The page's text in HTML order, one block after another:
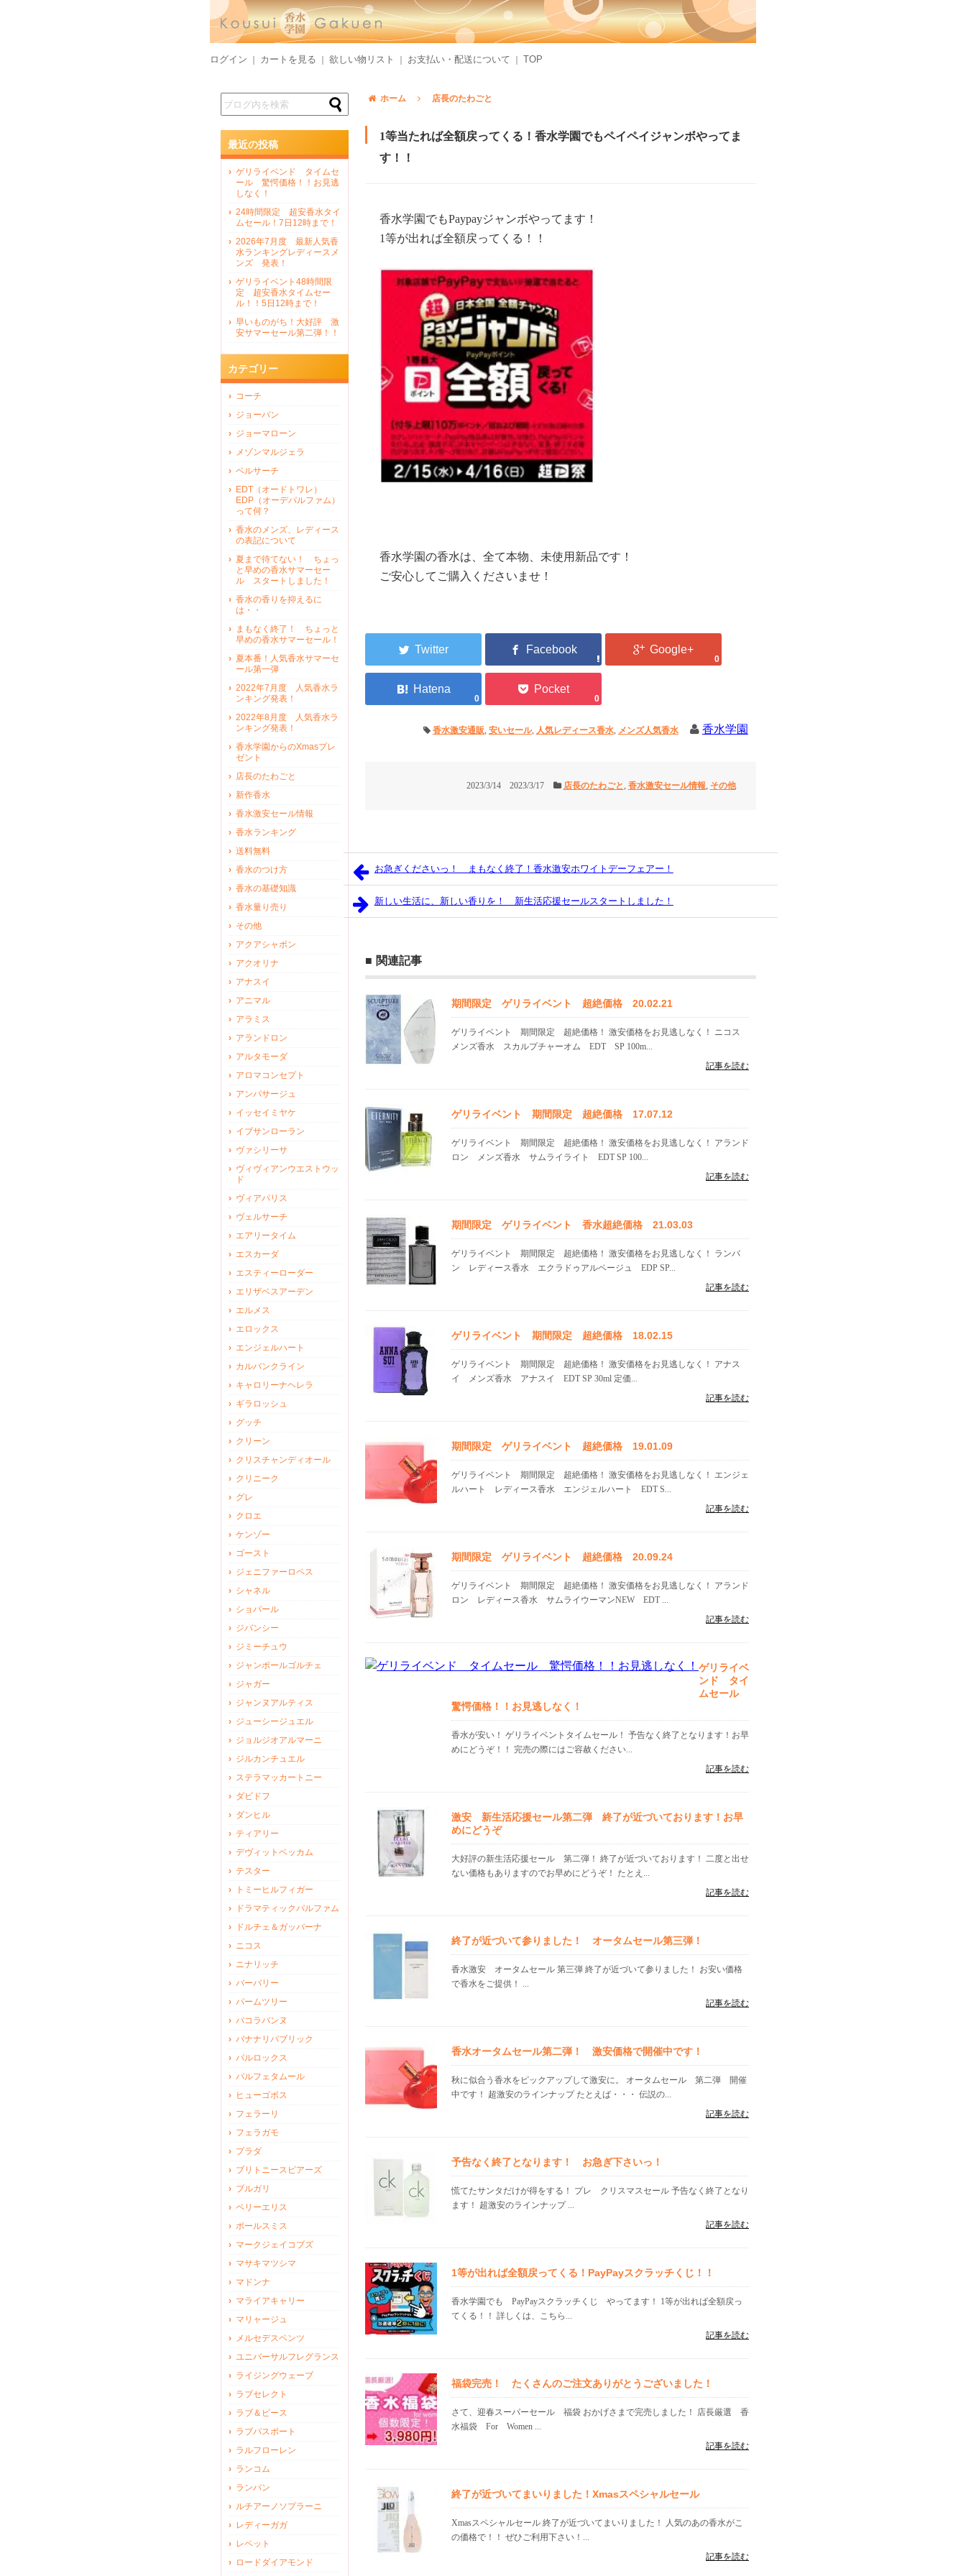
ログイン カートを見る 欲しい物リスト お支払い・配送について TOP
ホーム 店長のたわごと
1等当たれば全額戻ってくる！香水学園でもペイペイジャンボやってま
す！！
香水学園でもPaypayジャンボやってます！
1等が出れば全額戻ってくる！！
香水学園の香水は、全て本物、未使用新品です！
ご安心してご購入くださいませ！
0
0 0
香水激安通販, 安いセール, 人気レディース香水, メンズ人気香水 香水学園
2023/3/14 2023/3/17 店長のたわごと, 香水激安セール情報, その他
お急ぎくださいっ！ まもなく終了！香水激安ホワイトデーフェアー！
新しい生活に、新しい香りを！ 新生活応援セールスタートしました！
関連記事
期間限定 ゲリライベント 超絶価格 20.02.21
ゲリライベント 期間限定 超絶価格！ 激安価格をお見逃しなく！ ニコス
メンズ香水 スカルプチャーオム EDT SP 100m...
記事を読む
ゲリライベント 期間限定 超絶価格 17.07.12
ゲリライベント 期間限定 超絶価格！ 激安価格をお見逃しなく！ アランド
ロン メンズ香水 サムライライト EDT SP 100...
記事を読む
期間限定 ゲリライベント 香水超絶価格 21.03.03
ゲリライベント 期間限定 超絶価格！ 激安価格をお見逃しなく！ ランバ
ン レディース香水 エクラドゥアルページュ EDP SP...
記事を読む
ゲリライベント 期間限定 超絶価格 18.02.15
ゲリライベント 期間限定 超絶価格！ 激安価格をお見逃しなく！ アナス
イ メンズ香水 アナスイ EDT SP 30ml 定価...
記事を読む
期間限定 ゲリライベント 超絶価格 19.01.09
ゲリライベント 期間限定 超絶価格！ 激安価格をお見逃しなく！ エンジェ
ルハート レディース香水 エンジェルハート EDT S...
記事を読む
期間限定 ゲリライベント 超絶価格 20.09.24
ゲリライベント 期間限定 超絶価格！ 激安価格をお見逃しなく！ アランド
ロン レディース香水 サムライウーマンNEW EDT ...
記事を読む
ゲリライベ
ンド タイ
ムセール
驚愕価格！！お見逃しなく！
香水が安い！ ゲリライベントタイムセール！ 予告なく終了となります！お早
めにどうぞ！！ 完売の際にはご容赦ください...
記事を読む
激安 新生活応援セール第二弾 終了が近づいております！お早
めにどうぞ
大好評の新生活応援セール 第二弾！ 終了が近づいております！ 二度と出せ
ない価格もありますのでお早めにどうぞ！ たとえ...
記事を読む
終了が近づいて参りました！ オータムセール第三弾！
香水激安 オータムセール 第三弾 終了が近づいて参りました！ お安い価格
で香水をご提供！ ...
記事を読む
香水オータムセール第二弾！ 激安価格で開催中です！
秋に似合う香水をピックアップして激安に。 オータムセール 第二弾 開催
中です！ 超激安のラインナップ たとえば・・・ 伝説の...
記事を読む
予告なく終了となります！ お急ぎ下さいっ！
慌てたサンタだけが得をする！ プレ クリスマスセール 予告なく終了となり
ます！ 超激安のラインナップ ...
記事を読む
1等が出れば全額戻ってくる！PayPayスクラッチくじ！！
香水学園でも PayPayスクラッチくじ やってます！ 1等が出れば全額戻っ
てくる！！ 詳しくは、こちら...
記事を読む
福袋完売！ たくさんのご注文ありがとうございました！
さて、迎春スーパーセール 福袋 おかげさまで完売しました！ 店長厳選 香
水福袋 For Women ...
記事を読む
終了が近づいてまいりました！Xmasスペシャルセール
Xmasスペシャルセール 終了が近づいてまいりました！ 人気のあの香水がこ
の価格で！！ ぜひご利用下さい！...
記事を読む
最近の投稿
ゲリライベンド タイムセ
ール 驚愕価格！！お見逃
しなく！
24時間限定 超安香水タイ
ムセール！7日12時まで！
2026年7月度 最新人気香
水ランキングレディースメ
ンズ 発表！
ゲリライベント48時間限
定 超安香水タイムセー
ル！！5日12時まで！
早いものがち！大好評 激
安サマーセール第二弾！！
カテゴリー
コーチ
ジョーバン
ジョーマローン
メゾンマルジェラ
ベルサーチ
EDT（オードトワレ）
EDP（オーデパルファム）
って何？
香水のメンズ、レディース
の表記について
夏まで待てない！ ちょっ
と早めの香水サマーセー
ル スタートしました！
香水の香りを抑えるに
は・・
まもなく終了！ ちょっと
早めの香水サマーセール！
夏本番！人気香水サマーセ
ール第一弾
2022年7月度 人気香水ラ
ンキング発表！
2022年8月度 人気香水ラ
ンキング発表！
香水学園からのXmasプレ
ゼント
店長のたわごと
新作香水
香水激安セール情報
香水ランキング
送料無料
香水のつけ方
香水の基礎知識
香水量り売り
その他
アクアシャボン
アクオリナ
アナスイ
アニマル
アラミス
アランドロン
アルタモーダ
アロマコンセプト
アンパサージュ
イッセイミヤケ
イブサンローラン
ヴァシリーサ
ヴィヴィアンウエストウッ
ド
ヴィアパリス
ヴェルサーチ
エアリータイム
エスカーダ
エスティーローダー
エリザベスアーデン
エルメス
エロックス
エンジェルハート
カルバンクライン
キャロリーナヘレラ
ギラロッシュ
グッチ
クリーン
クリスチャンディオール
クリニーク
グレ
クロエ
ケンゾー
ゴースト
ジェニファーロペス
シャネル
ショパール
ジバンシー
ジミーチュウ
ジャンポールゴルチェ
ジャガー
ジャンヌアルティス
ジューシージュエル
ジョルジオアルマーニ
ジルカンチュエル
ステラマッカートニー
ダビドフ
ダンヒル
ティアリー
デヴィットベッカム
テスター
トミーヒルフィガー
ドラマティックパルファム
ドルチェ＆ガッバーナ
ニコス
ニナリッチ
バーバリー
パームツリー
パコラバンヌ
バナナリパブリック
パルロックス
パルフェタムール
ヒューゴボス
フェラーリ
フェラガモ
プラダ
ブリトニースピアーズ
ブルガリ
ペリーエリス
ポールスミス
マークジェイコブズ
マサキマツシマ
マドンナ
マライアキャリー
マリャージュ
メルセデスベンツ
ユニバーサルフレグランス
ライジングウェーブ
ラブセレクト
ラブ＆ピース
ラブパスポート
ラルフローレン
ランコム
ランバン
ルチアーノソプラーニ
レディーガガ
レペット
ロードダイアモンド